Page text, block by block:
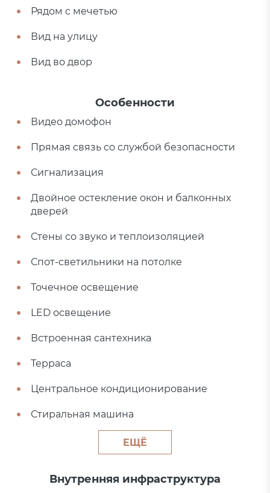
Рядом с мечетью
Вид на улицу
Вид во двор
Особенности
Видео домофон
Прямая связь со службой безопасности
Сигнализация
Двойное остекление окон и балконных
дверей
Стены со звуко и теплоизоляцией
Спот-светильники на потолке
Точечное освещение
LED освещение
Встроенная сантехника
Терраса
Центральное кондиционирование
Стиральная машина
ЕЩЁ
Внутренняя инфраструктура